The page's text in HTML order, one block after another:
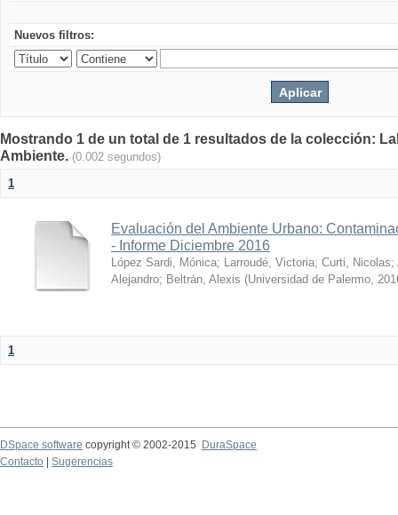
Nuevos filtros:
Mostrando 1 de un total de 1 resultados de la colección:
Ambiente. (0.002 segundos)
1
Evaluación del Ambiente Urbano:
- Informe Diciembre 2016
López Sardi, Mónica; Larroudé, Victoria; Curti, Nicolas;
Alejandro; Beltrán, Alexis (Universidad de Palermo,
1
DSpace software copyright © 2002-2015
DuraSpace
Contacto
Sugerencias